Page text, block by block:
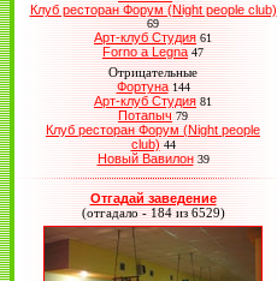
Клуб ресторан Форум (Night people club)
69
Арт-клуб Студия 61
Forno a Legna 47
Отрицательные
Фортуна 144
Арт-клуб Студия 81
Потапыч 79
Клуб ресторан Форум (Night people
club) 44
Новый Вавилон 39
Отгадай заведение
(отгадало - 184 из 6529)